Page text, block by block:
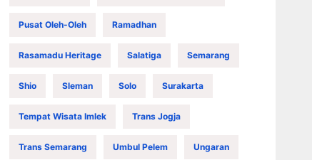
Pusat Oleh-Oleh Ramadhan
Rasamadu Heritage Salatiga Semarang
Shio Sleman Solo Surakarta
Tempat Wisata Imlek Trans Jogja
Trans Semarang Umbul Pelem Ungaran